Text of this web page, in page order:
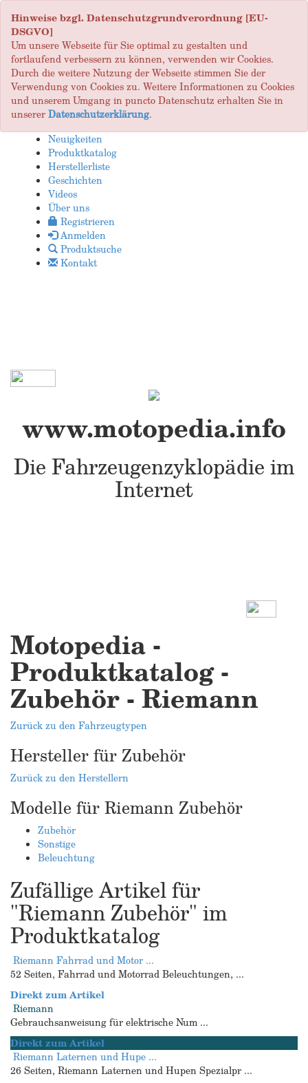
Hinweise bzgl. Datenschutzgrundverordnung [EU-
DSGVO]
Um unsere Webseite für Sie optimal zu gestalten und
fortlaufend verbessern zu können, verwenden wir Cookies.
Durch die weitere Nutzung der Webseite stimmen Sie der
Verwendung von Cookies zu. Weitere Informationen zu Cookies
und unserem Umgang in puncto Datenschutz erhalten Sie in
unsererDatenschutzerklärung.
Neuigkeiten
Produktkatalog
Herstellerliste
Geschichten
Videos
Über uns
Registrieren
Anmelden
Produktsuche
Kontakt
www.motopedia.info
Die Fahrzeugenzyklopädie im
Internet
Motopedia -
Produktkatalog -
Zubehör - Riemann
Zurück zu den Fahrzeugtypen
Hersteller für Zubehör
Zurück zu den Herstellern
Modelle für Riemann Zubehör
Zubehör
Sonstige
Beleuchtung
Zufällige Artikel für
"Riemann Zubehör" im
Produktkatalog
Riemann Fahrrad und Motor ...
52 Seiten, Fahrrad und Motorrad Beleuchtungen, ...
Direkt zum Artikel
Riemann
Gebrauchsanweisung für elektrische Num ...
Direkt zum Artikel
Riemann Laternen und Hupe ...
26 Seiten, Riemann Laternen und Hupen Spezialpr ...